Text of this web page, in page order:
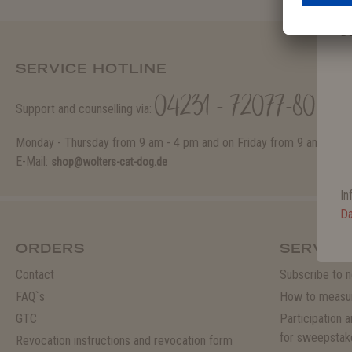
SERVICE HOTLINE
Support and counselling via: 04231 - 72077-80
Monday - Thursday from 9 am - 4 pm and on Friday from 9 am - 1
E-Mail: shop@wolters-cat-dog.de
ORDERS
Contact
FAQ`s
GTC
Revocation instructions and revocation form
Subscribe to
How to
Participation
for